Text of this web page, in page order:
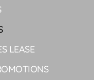
LEASE